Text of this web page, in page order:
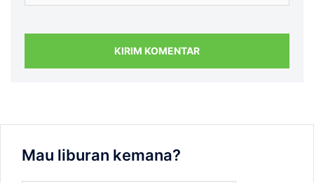
Mau liburan kemana?